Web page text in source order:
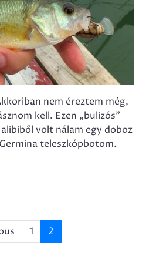
nem éreztem még,
kell. Ezen „bulizós”
volt nálam egy doboz
teleszkópbotom.
1 2